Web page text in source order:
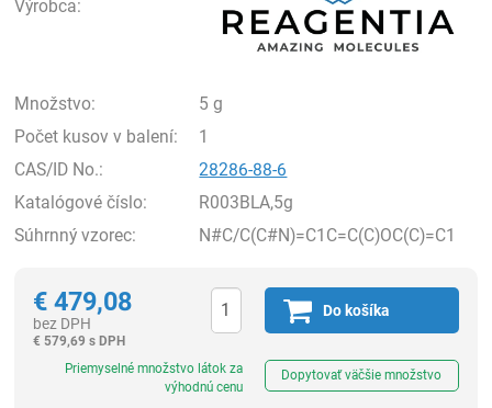
Výrobca:
Množstvo:
5 g
Počet kusov v balení:
1
CAS/ID No.:
28286-88-6
Katalógové číslo:
R003BLA,5g
Súhrnný vzorec:
N#C/C(C#N)=C1C=C(C)OC(C)=C1
€ 479,08
bez DPH
€ 579,69 s DPH
Do košíka
Priemyselné množstvo látok za
výhodnú cenu
Dopytovať väčšie množstvo